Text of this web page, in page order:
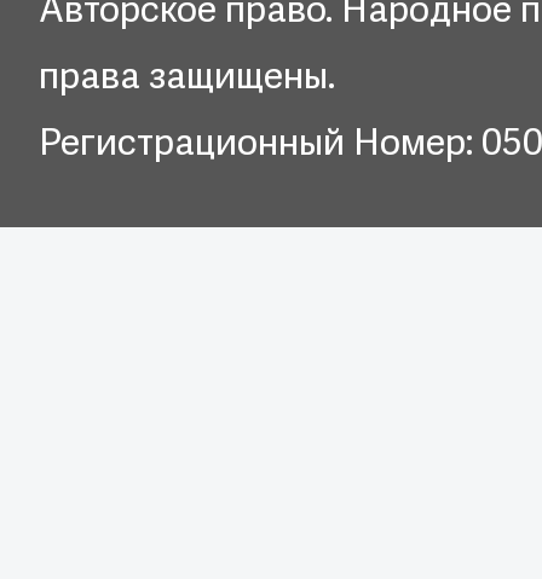
Авторское право. Народное
права защищены.
Регистрационный Номер: